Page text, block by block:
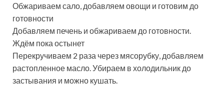
Обжариваем сало, добавляем овощи и готовим до
готовности
Добавляем печень и обжариваем до готовности.
Ждём пока остынет
Перекручиваем 2 раза через мясорубку, добавляем
растопленное масло. Убираем в холодильник до
застывания и можно кушать.